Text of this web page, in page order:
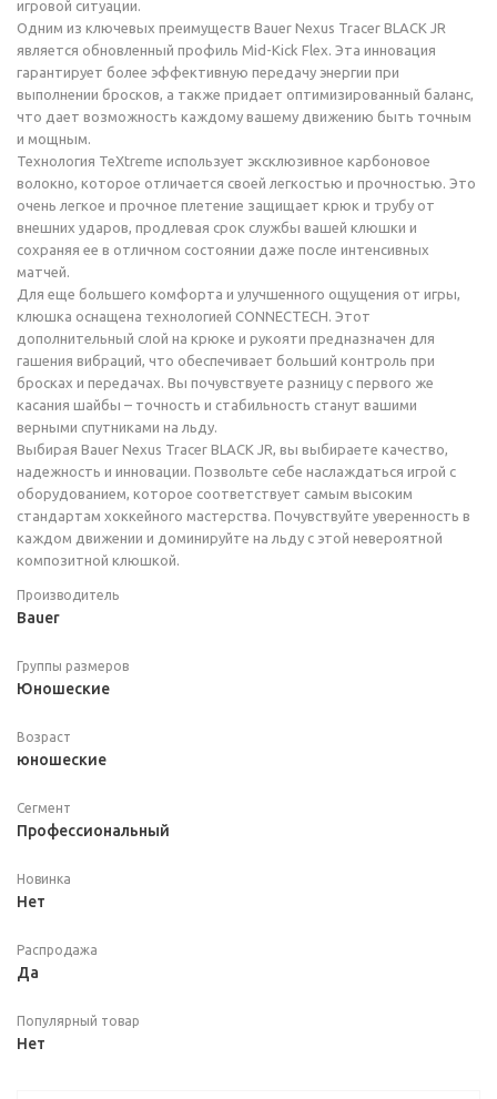
игровой ситуации.
Одним из ключевых преимуществ Bauer Nexus Tracer BLACK JR
является обновленный профиль Mid-Kick Flex. Эта инновация
гарантирует более эффективную передачу энергии при
выполнении бросков, а также придает оптимизированный баланс,
что дает возможность каждому вашему движению быть точным
и мощным.
Технология TeXtreme использует эксклюзивное карбоновое
волокно, которое отличается своей легкостью и прочностью. Это
очень легкое и прочное плетение защищает крюк и трубу от
внешних ударов, продлевая срок службы вашей клюшки и
сохраняя ее в отличном состоянии даже после интенсивных
матчей.
Для еще большего комфорта и улучшенного ощущения от игры,
клюшка оснащена технологией CONNECTECH. Этот
дополнительный слой на крюке и рукояти предназначен для
гашения вибраций, что обеспечивает больший контроль при
бросках и передачах. Вы почувствуете разницу с первого же
касания шайбы – точность и стабильность станут вашими
верными спутниками на льду.
Выбирая Bauer Nexus Tracer BLACK JR, вы выбираете качество,
надежность и инновации. Позвольте себе наслаждаться игрой с
оборудованием, которое соответствует самым высоким
стандартам хоккейного мастерства. Почувствуйте уверенность в
каждом движении и доминируйте на льду с этой невероятной
композитной клюшкой.
Производитель
Bauer
Группы размеров
Юношеские
Возраст
юношеские
Сегмент
Профессиональный
Новинка
Нет
Распродажа
Да
Популярный товар
Нет